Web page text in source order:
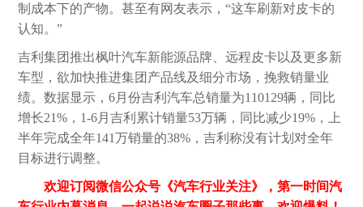
制成本下的产物。甚至有网友表示，“这车刷新对皮卡的
认知。”
吉利集团推出枫叶汽车新能源品牌、远程皮卡以及更多新
车型，欲加快推进集团产品线及细分市场，挽救销量业
绩。数据显示，6月份吉利汽车总销量为110129辆，同比
增长21%，1-6月吉利累计销量53万辆，同比减少19%，上
半年完成全年141万销量的38%，吉利称没有计划对全年
目标进行调整。
欢迎订阅微信公众号《汽车行业关注》，第一时间汽